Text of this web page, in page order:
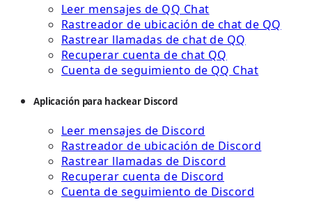
Leer mensajes de QQ Chat
Rastreador de ubicación de chat de QQ
Rastrear llamadas de chat de QQ
Recuperar cuenta de chat QQ
Cuenta de seguimiento de QQ Chat
Aplicación para hackear Discord
Leer mensajes de Discord
Rastreador de ubicación de Discord
Rastrear llamadas de Discord
Recuperar cuenta de Discord
Cuenta de seguimiento de Discord